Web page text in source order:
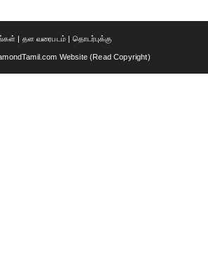
| தள வரைபடம் | தொடர்புக்கு
Website (Read Copyright)